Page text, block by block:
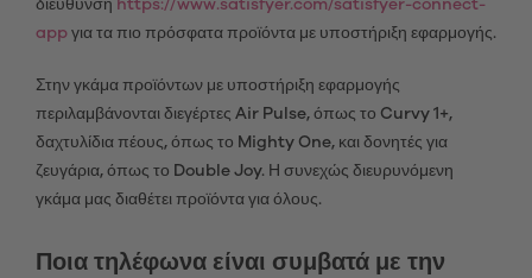
διεύθυνση https://www.satisfyer.com/satisfyer-connect-
app για τα πιο πρόσφατα προϊόντα με υποστήριξη εφαρμογής.
Στην γκάμα προϊόντων με υποστήριξη εφαρμογής
περιλαμβάνονται διεγέρτες Air Pulse, όπως το Curvy 1+,
δαχτυλίδια πέους, όπως το Mighty One, και δονητές για
ζευγάρια, όπως το Double Joy. Η συνεχώς διευρυνόμενη
γκάμα μας διαθέτει προϊόντα για όλους.
Ποια τηλέφωνα είναι συμβατά με την